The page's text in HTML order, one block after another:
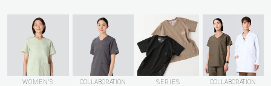
WOMEN’S COLLABORATION SERIES COLLABORATION